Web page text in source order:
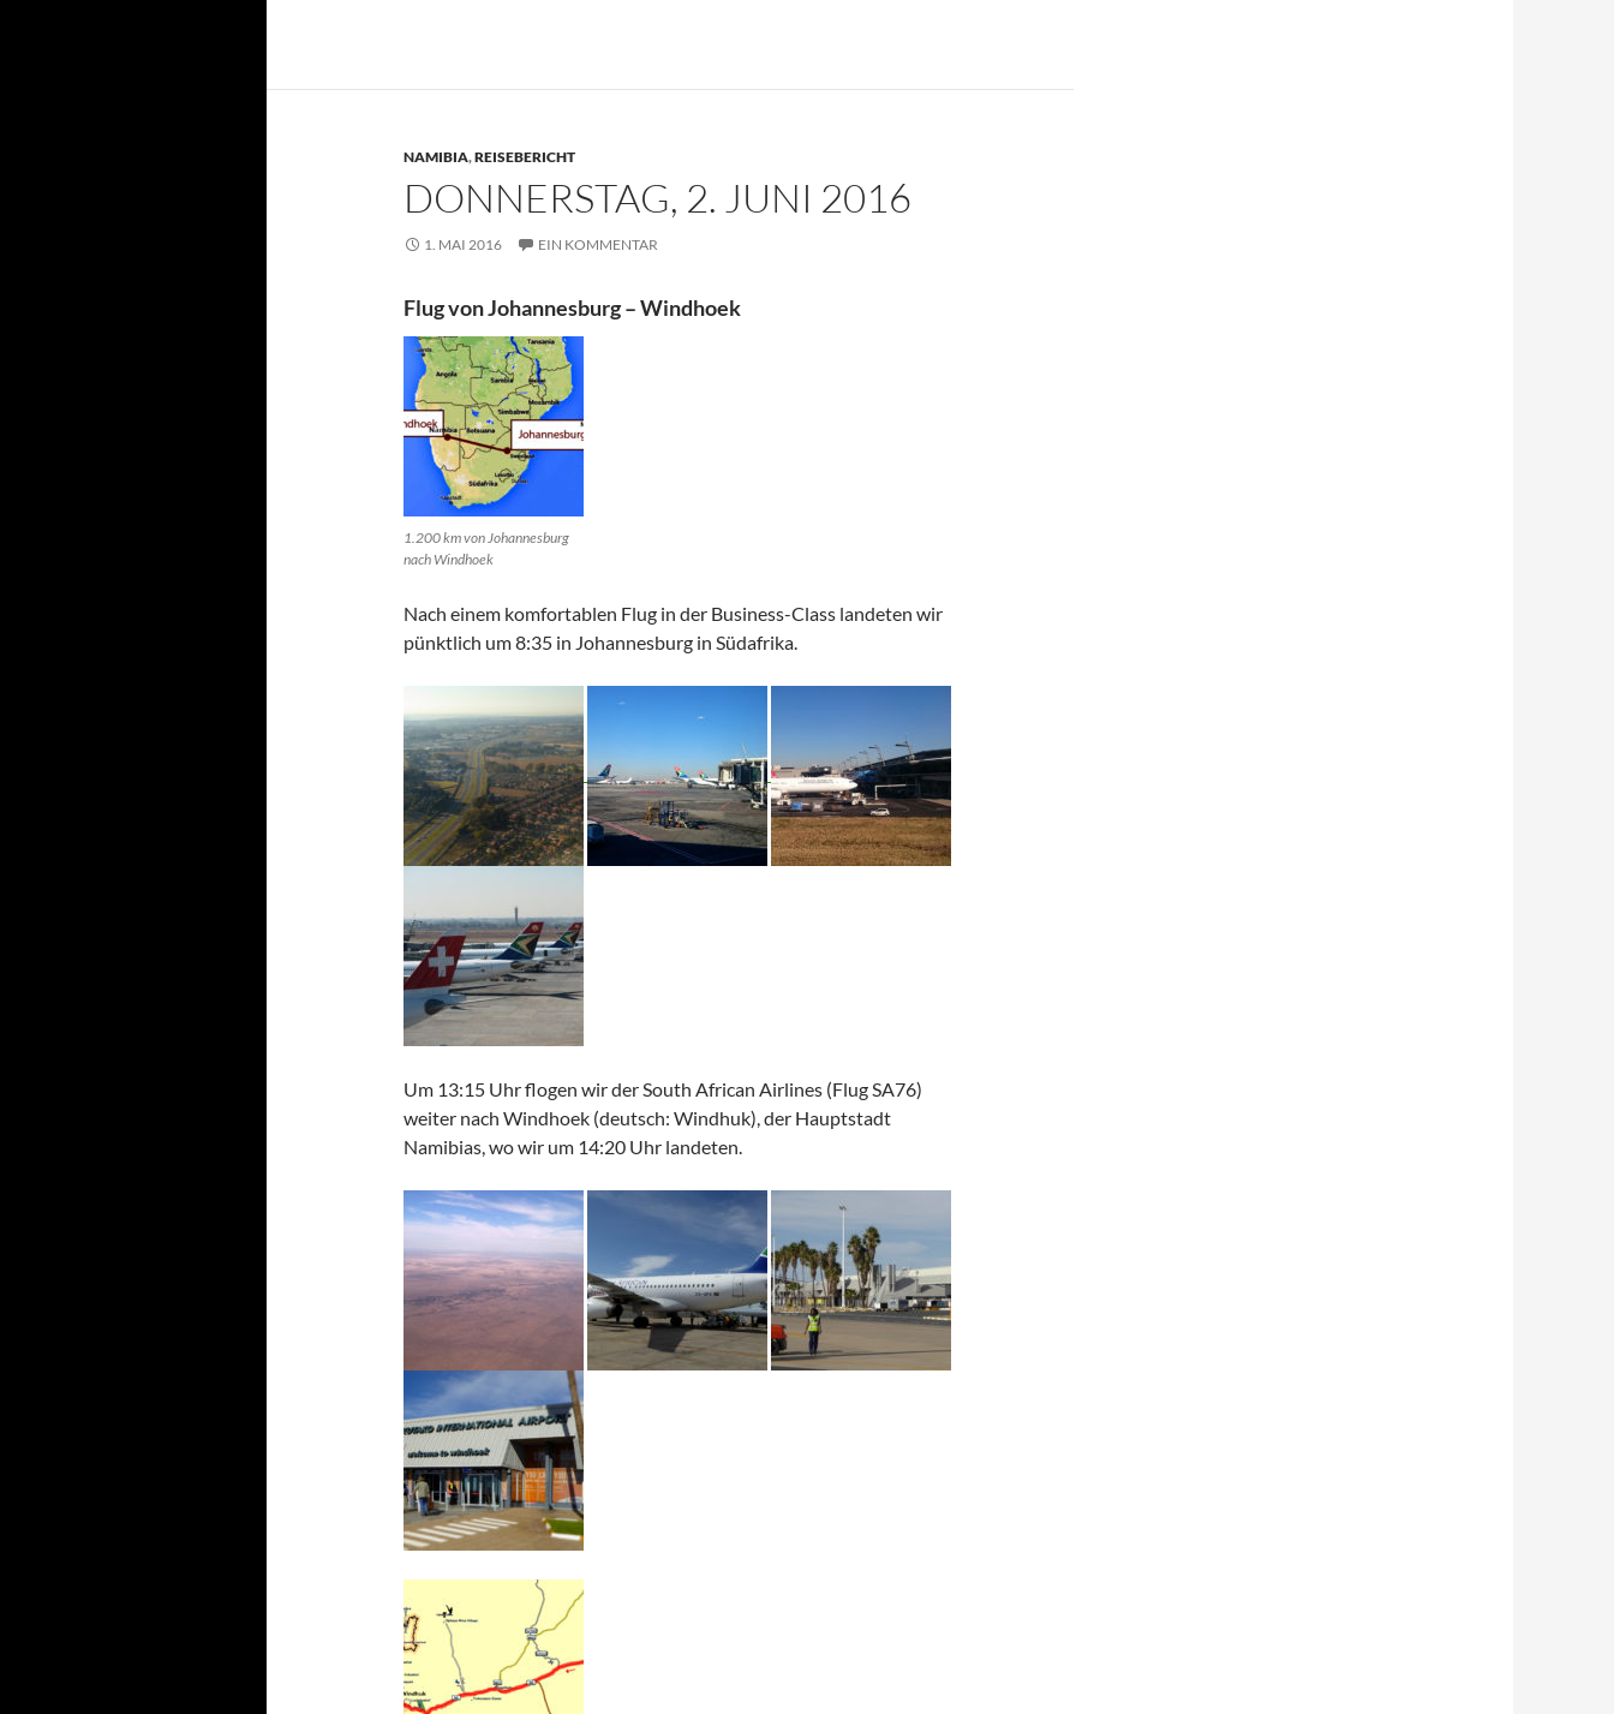
NAMIBIA,REISEBERICHT
DONNERSTAG, 2. JUNI 2016
1. MAI 2016 EIN KOMMENTAR
Flug von Johannesburg – Windhoek
1.200 km von Johannesburg
nach Windhoek
Nach einem komfortablen Flug in der Business-Class landeten wir
pünktlich um 8:35 in Johannesburg in Südafrika.
Um 13:15 Uhr flogen wir der South African Airlines (Flug SA76)
weiter nach Windhoek (deutsch: Windhuk), der Hauptstadt
Namibias, wo wir um 14:20 Uhr landeten.